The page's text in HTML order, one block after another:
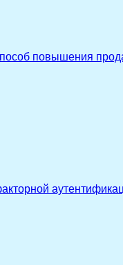
повышения